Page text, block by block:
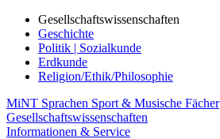
Gesellschaftswissenschaften
Geschichte
Politik | Sozialkunde
Erdkunde
Religion/Ethik/Philosophie
MiNT Sprachen Sport & Musische Fächer
Gesellschaftswissenschaften
Informationen & Service